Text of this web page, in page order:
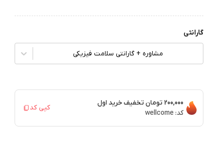
گارانتی
مشاوره + گارانتی سلامت فیزیکی
200,000 تومان
تخفیف خرید اول
کد: wellcome
کپی کد